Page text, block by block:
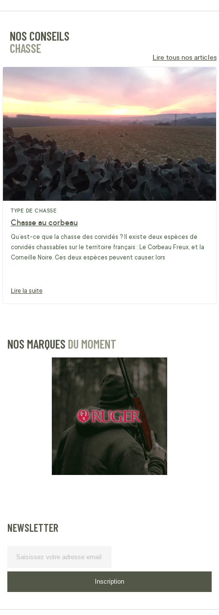
NOS CONSEILS
CHASSE
Lire tous nos articles
TYPE DE CHASSE
Chasse au corbeau
Qu’est-ce que la chasse des corvidés ? Il existe deux espèces de
corvidés chassables sur le territoire français : Le Corbeau Freux, et la
Corneille Noire. Ces deux espèces peuvent causer, lors
Lire la suite
NOS MARQUES DU MOMENT
NEWSLETTER
Inscription